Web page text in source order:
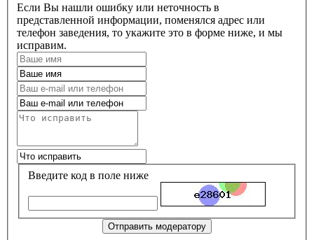
Если Вы нашли ошибку или неточность в
представленной информации, поменялся адрес или
телефон заведения, то укажите это в форме ниже, и мы
исправим.
Введите код в поле ниже
Отправить модератору